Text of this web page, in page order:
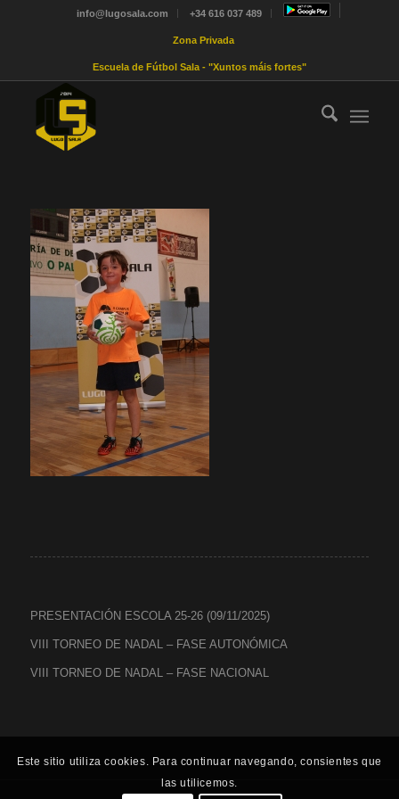
info@lugosala.com +34 616 037 489
Zona Privada
Escuela de Fútbol Sala - "Xuntos máis fortes"
PRESENTACIÓN ESCOLA 25-26 (09/11/2025)
VIII TORNEO DE NADAL – FASE AUTONÓMICA
VIII TORNEO DE NADAL – FASE NACIONAL
Este sitio utiliza cookies. Para continuar navegando, consientes que
las utilicemos.